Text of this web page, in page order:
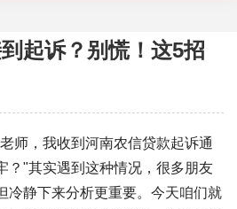
起诉？别慌！这5招
师，我收到河南农信贷款起诉通
？"其实遇到这种情况，很多朋友
冷静下来分析更重要。今天咱们就